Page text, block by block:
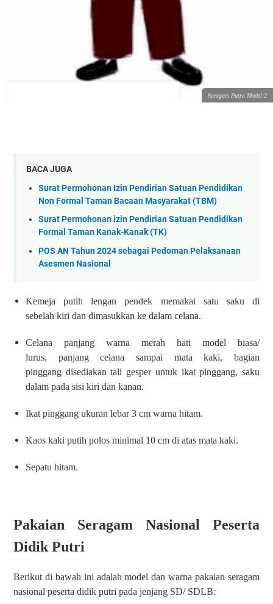
Seragam Putra Model 2
BACA JUGA
Surat Permohonan Izin Pendirian Satuan Pendidikan
Non Formal Taman Bacaan Masyarakat (TBM)
Surat Permohonan izin Pendirian Satuan Pendidikan
Formal Taman Kanak-Kanak (TK)
POS AN Tahun 2024 sebagai Pedoman Pelaksanaan
Asesmen Nasional
Kemeja putih lengan pendek memakai satu saku di
sebelah kiri dan dimasukkan ke dalam celana.
Celana panjang warna merah hati model biasa/
lurus, panjang celana sampai matakaki, bagian
pinggang disediakan tali gesper untuk ikat pinggang, saku
dalam pada sisi kiri dan kanan.
Ikat pinggang ukuran lebar 3 cm warna hitam.
Kaos kaki putih polos minimal 10 cm di atas mata kaki.
Sepatu hitam.
Pakaian Seragam Nasional Peserta
Didik Putri
Berikut di bawah ini adalah model dan warna pakaian seragam
nasional peserta didik putri pada jenjang SD/ SDLB: